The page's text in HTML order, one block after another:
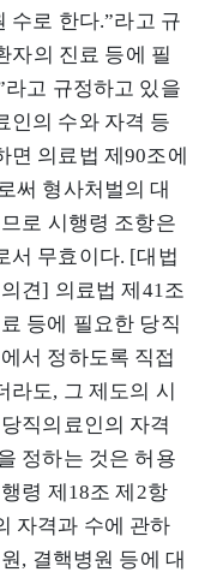
수로 한다.”라고 규
자의 진료 등에 필
고 규정하고 있을
인의 수와 자격 등
면 의료법 제90조에
써 형사처벌의 대
로 시행령 조항은
서 무효이다. [대법
견] 의료법 제41조
등에 필요한 당직
서 정하도록 직접
라도, 그 제도의 시
직의료인의 자격
정하는 것은 허용
령 제18조 제2항
자격과 수에 관하
, 결핵병원 등에 대